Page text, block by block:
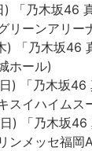
「乃木坂46
ーンアリー
「乃木坂46
ホール)
) 「乃木坂46
イハイムス
) 「乃木坂46
メッセ福岡